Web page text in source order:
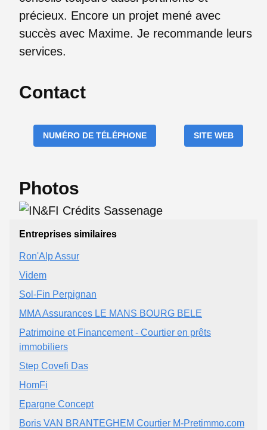
précieux. Encore un projet mené avec
succès avec Maxime. Je recommande leurs
services.
Contact
NUMÉRO DE TÉLÉPHONE SITE WEB
Photos
Entreprises similaires
Ron'Alp Assur
Videm
Sol-Fin Perpignan
MMA Assurances LE MANS BOURG BELE
Patrimoine et Financement - Courtier en prêts
immobiliers
Step Covefi Das
HomFi
Epargne Concept
Boris VAN BRANTEGHEM Courtier M-Pretimmo.com